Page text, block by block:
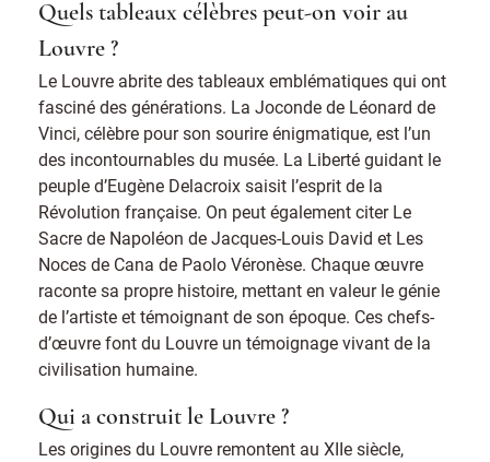
Quels tableaux célèbres peut-on voir au
Louvre ?
Le Louvre abrite des tableaux emblématiques qui ont
fasciné des générations. La Joconde de Léonard de
Vinci, célèbre pour son sourire énigmatique, est l’un
des incontournables du musée. La Liberté guidant le
peuple d’Eugène Delacroix saisit l’esprit de la
Révolution française. On peut également citer Le
Sacre de Napoléon de Jacques-Louis David et Les
Noces de Cana de Paolo Véronèse. Chaque œuvre
raconte sa propre histoire, mettant en valeur le génie
de l’artiste et témoignant de son époque. Ces chefs-
d’œuvre font du Louvre un témoignage vivant de la
civilisation humaine.
Qui a construit le Louvre ?
Les origines du Louvre remontent au XIIe siècle,